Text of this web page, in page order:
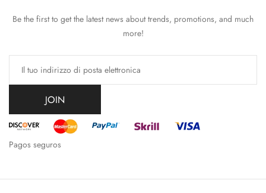
Be the first to get the latest news about trends, promotions, and much
more!
JOIN
Pagos seguros